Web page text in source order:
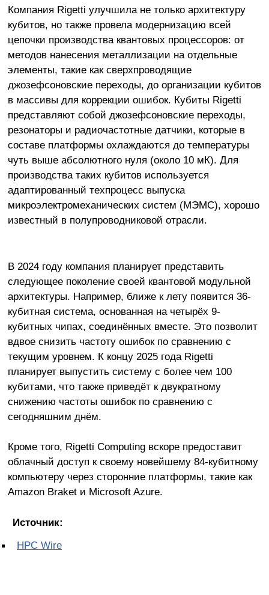
Компания Rigetti улучшила не только архитектуру
кубитов, но также провела модернизацию всей
цепочки производства квантовых процессоров: от
методов нанесения металлизации на отдельные
элементы, такие как сверхпроводящие
джозефсоновские переходы, до организации кубитов
в массивы для коррекции ошибок. Кубиты Rigetti
представляют собой джозефсоновские переходы,
резонаторы и радиочастотные датчики, которые в
составе платформы охлаждаются до температуры
чуть выше абсолютного нуля (около 10 мК). Для
производства таких кубитов используется
адаптированный техпроцесс выпуска
микроэлектромеханических систем (МЭМС), хорошо
известный в полупроводниковой отрасли.
В 2024 году компания планирует представить
следующее поколение своей квантовой модульной
архитектуры. Например, ближе к лету появится 36-
кубитная система, основанная на четырёх 9-
кубитных чипах, соединённых вместе. Это позволит
вдвое снизить частоту ошибок по сравнению с
текущим уровнем. К концу 2025 года Rigetti
планирует выпустить систему с более чем 100
кубитами, что также приведёт к двукратному
снижению частоты ошибок по сравнению с
сегодняшним днём.
Кроме того, Rigetti Computing вскоре предоставит
облачный доступ к своему новейшему 84-кубитному
компьютеру через сторонние платформы, такие как
Amazon Braket и Microsoft Azure.
Источник:
HPC Wire